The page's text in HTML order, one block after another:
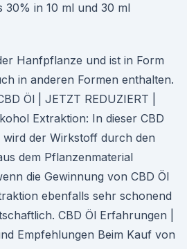
30% in 10 ml und 30 ml
Hanfpflanze und ist in Form
in anderen Formen enthalten.
Öl | JETZT REDUZIERT |
Extraktion: In dieser CBD
der Wirkstoff durch den
dem Pflanzenmaterial
die Gewinnung von CBD Öl
ebenfalls sehr schonend
CBD Öl Erfahrungen |
Empfehlungen Beim Kauf von